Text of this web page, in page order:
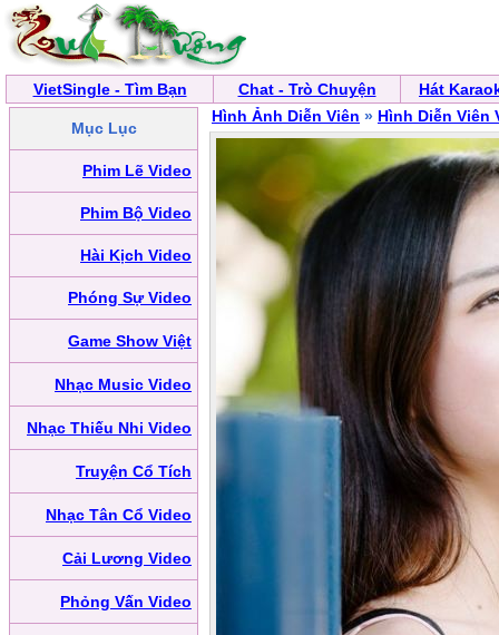
VietSingle - Tìm Bạn Chat - Trò Chuyện Hát
Mục Lục
Phim Lẽ Video
Phim Bộ Video
Hài Kịch Video
Phóng Sự Video
Game Show Việt
Nhạc Music Video
Nhạc Thiếu Nhi Video
Truyện Cổ Tích
Nhạc Tân Cổ Video
Cải Lương Video
Phỏng Vấn Video
Hình Ảnh Diễn Viên » Hình Diễn Viên